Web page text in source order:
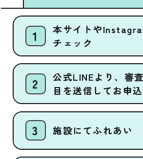
本サイトや
チェック
公式LINEより、審
目を送信してお申
施設にてふれあい